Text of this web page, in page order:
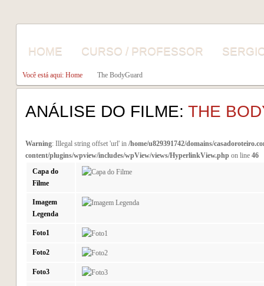
HOME CURSO / PROFESSOR
Você está aqui: Home The BodyGuard
ANÁLISE DO FILME: THE
Warning: Illegal string offset 'url' in /home/u829391742/domains/
content/plugins/wpview/includes/wpView/views/HyperlinkView.php on line 46
Capa do
Filme
Imagem
Legenda
Foto1
Foto2
Foto3